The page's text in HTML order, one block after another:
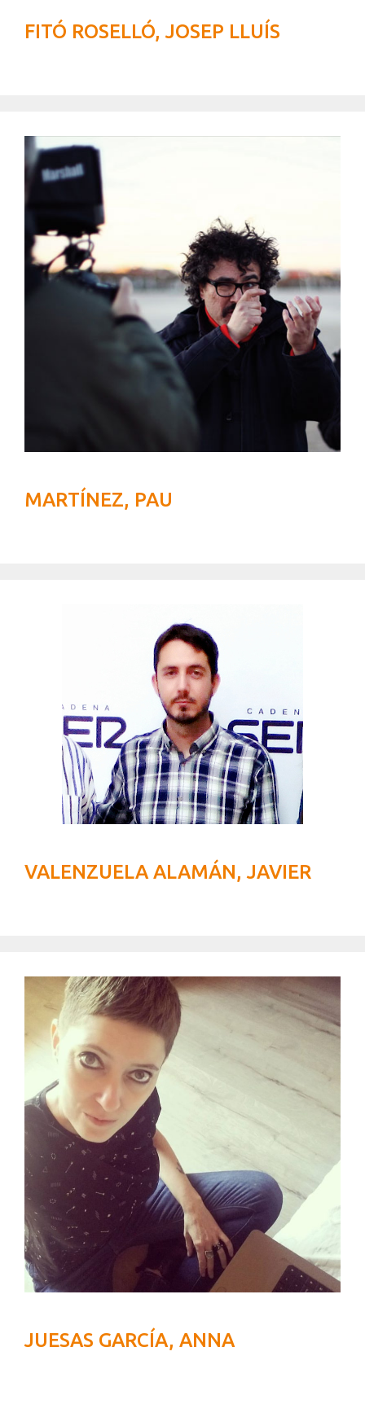
FITÓ ROSELLÓ, JOSEP LLUÍS
MARTÍNEZ, PAU
VALENZUELA ALAMÁN, JAVIER
JUESAS GARCÍA, ANNA